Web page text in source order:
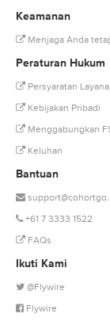
Keamanan
Menjaga Anda
Peraturan Hukum
Persyaratan
Kebijakan Pribadi
Menggabungkan
Keluhan
Bantuan
+61 7 3333 1522
FAQs
Ikuti Kami
@Flywire
Flywire